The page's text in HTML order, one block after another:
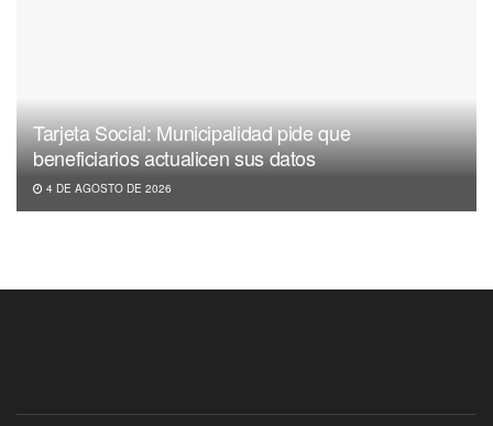
Tarjeta Social: Municipalidad pide que
beneficiarios actualicen sus datos
4 DE AGOSTO DE 2026